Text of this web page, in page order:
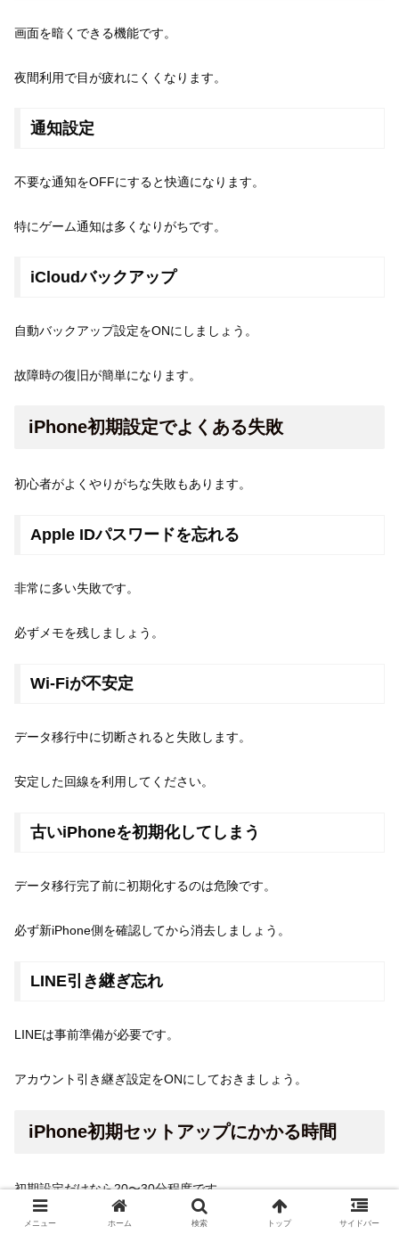
画面を暗くできる機能です。
夜間利用で目が疲れにくくなります。
通知設定
不要な通知をOFFにすると快適になります。
特にゲーム通知は多くなりがちです。
iCloudバックアップ
自動バックアップ設定をONにしましょう。
故障時の復旧が簡単になります。
iPhone初期設定でよくある失敗
初心者がよくやりがちな失敗もあります。
Apple IDパスワードを忘れる
非常に多い失敗です。
必ずメモを残しましょう。
Wi-Fiが不安定
データ移行中に切断されると失敗します。
安定した回線を利用してください。
古いiPhoneを初期化してしまう
データ移行完了前に初期化するのは危険です。
必ず新iPhone側を確認してから消去しましょう。
LINE引き継ぎ忘れ
LINEは事前準備が必要です。
アカウント引き継ぎ設定をONにしておきましょう。
iPhone初期セットアップにかかる時間
初期設定だけなら20〜30分程度です。
メニュー ホーム 検索 トップ サイドバー